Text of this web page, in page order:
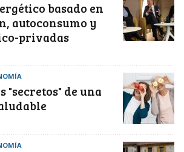
basado en
autoconsumo y
privadas
"secretos" de una